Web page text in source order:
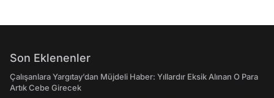
Son Eklenenler
Çalışanlara Yargıtay’dan Müjdeli Haber: Yıllardır Eksik Alınan O Para
Artık Cebe Girecek